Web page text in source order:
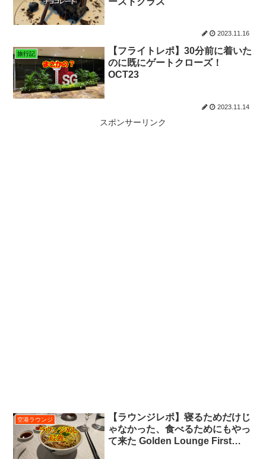
2023.11.16
旅行記
【フライトレポ】30分前に着いた
のに既にゲートクローズ！
OCT23
2023.11.14
スポンサーリンク
空港ラウンジ
【ラウンジレポ】寝るためだけじ
ゃなかった、食べるためにもやっ
て来た Golden Lounge First